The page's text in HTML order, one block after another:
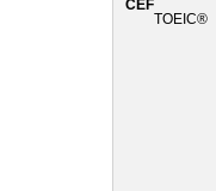
CEF
TOEIC®